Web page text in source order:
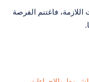
فاغتنم الفرصة